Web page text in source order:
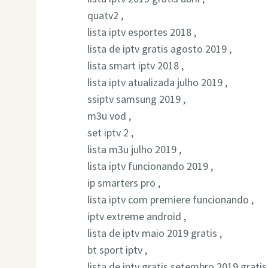
quatv2 ,
lista iptv esportes 2018 ,
lista de iptv gratis agosto 2019 ,
lista smart iptv 2018 ,
lista iptv atualizada julho 2019 ,
ssiptv samsung 2019 ,
m3u vod ,
set iptv 2 ,
lista m3u julho 2019 ,
lista iptv funcionando 2019 ,
ip smarters pro ,
lista iptv com premiere funcionando ,
iptv extreme android ,
lista de iptv maio 2019 gratis ,
bt sport iptv ,